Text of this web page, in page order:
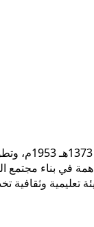
في بناء
تعليمية